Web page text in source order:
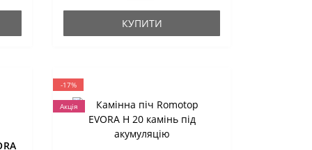
КУПИТИ
-17%
Акція